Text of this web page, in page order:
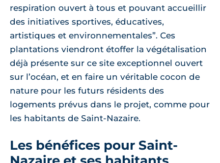
respiration ouvert à tous et pouvant accueillir
des initiatives sportives, éducatives,
artistiques et environnementales”. Ces
plantations viendront étoffer la végétalisation
déjà présente sur ce site exceptionnel ouvert
sur l’océan, et en faire un véritable cocon de
nature pour les futurs résidents des
logements prévus dans le projet, comme pour
les habitants de Saint-Nazaire.
Les bénéfices pour Saint-